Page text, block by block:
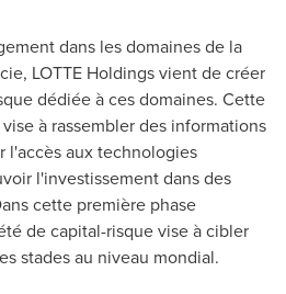
dans les domaines de la
LOTTE Holdings vient de créer
dédiée à ces domaines. Cette
à rassembler des informations
l'accès aux technologies
l'investissement dans des
cette première phase
de capital-risque vise à cibler
stades au niveau mondial.